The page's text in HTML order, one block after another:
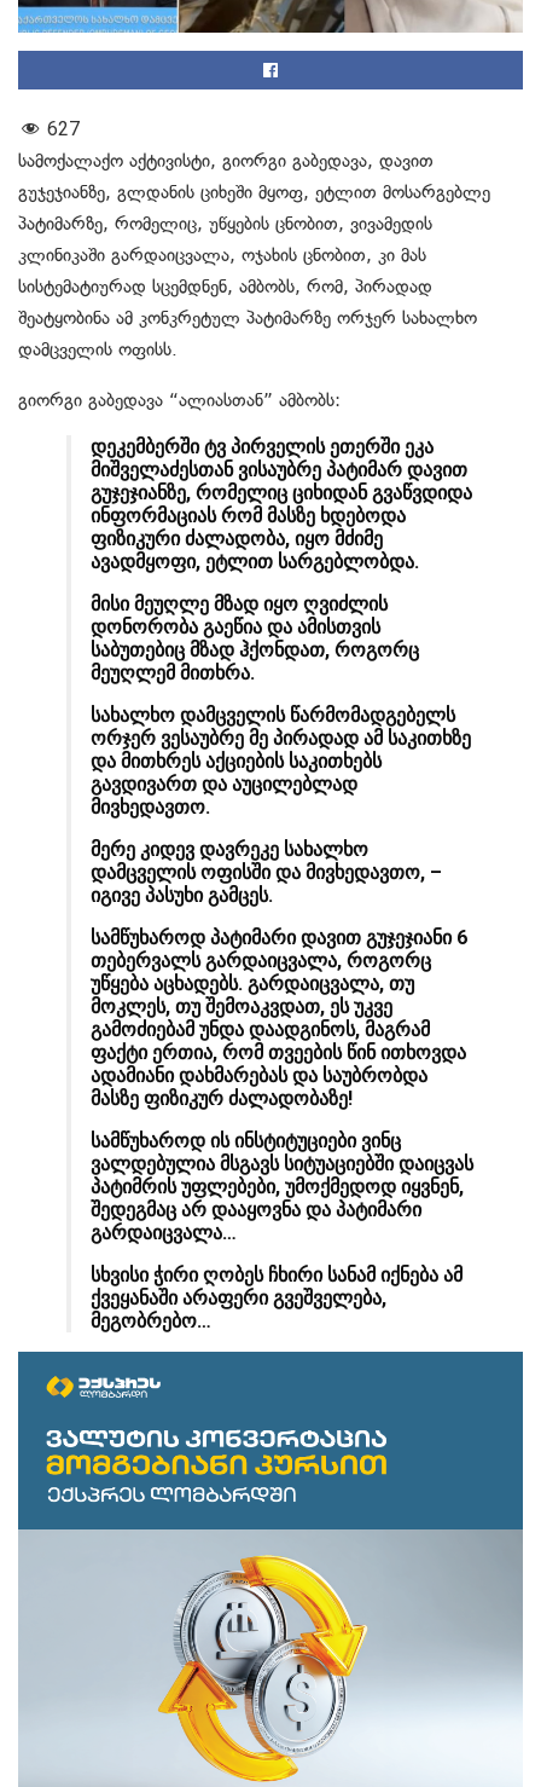
627
სამოქალაქო აქტივისტი, გიორგი გაბედავა, დავით
გუჯეჯიანზე, გლდანის ციხეში მყოფ, ეტლით მოსარგებლე
პატიმარზე, რომელიც, უწყების ცნობით, ვივამედის
კლინიკაში გარდაიცვალა, ოჯახის ცნობით, კი მას
სისტემატიურად სცემდნენ, ამბობს, რომ, პირადად
შეატყობინა ამ კონკრეტულ პატიმარზე ორჯერ სახალხო
დამცველის ოფისს.
გიორგი გაბედავა “ალიასთან” ამბობს:
დეკემბერში ტვ პირველის ეთერში ეკა
მიშველაძესთან ვისაუბრე პატიმარ დავით
გუჯეჯიანზე, რომელიც ციხიდან გვაწვდიდა
ინფორმაციას რომ მასზე ხდებოდა
ფიზიკური ძალადობა, იყო მძიმე
ავადმყოფი, ეტლით სარგებლობდა.
მისი მეუღლე მზად იყო ღვიძლის
დონორობა გაეწია და ამისთვის
საბუთებიც მზად ჰქონდათ, როგორც
მეუღლემ მითხრა.
სახალხო დამცველის წარმომადგებელს
ორჯერ ვესაუბრე მე პირადად ამ საკითხზე
და მითხრეს აქციების საკითხებს
გავდივართ და აუცილებლად
მივხედავთო.
მერე კიდევ დავრეკე სახალხო
დამცველის ოფისში და მივხედავთო, –
იგივე პასუხი გამცეს.
სამწუხაროდ პატიმარი დავით გუჯეჯიანი 6
თებერვალს გარდაიცვალა, როგორც
უწყება აცხადებს. გარდაიცვალა, თუ
მოკლეს, თუ შემოაკვდათ, ეს უკვე
გამოძიებამ უნდა დაადგინოს, მაგრამ
ფაქტი ერთია, რომ თვეების წინ ითხოვდა
ადამიანი დახმარებას და საუბრობდა
მასზე ფიზიკურ ძალადობაზე!
სამწუხაროდ ის ინსტიტუციები ვინც
ვალდებულია მსგავს სიტუაციებში დაიცვას
პატიმრის უფლებები, უმოქმედოდ იყვნენ,
შედეგმაც არ დააყოვნა და პატიმარი
გარდაიცვალა…
სხვისი ჭირი ღობეს ჩხირი სანამ იქნება ამ
ქვეყანაში არაფერი გვეშველება,
მეგობრებო…